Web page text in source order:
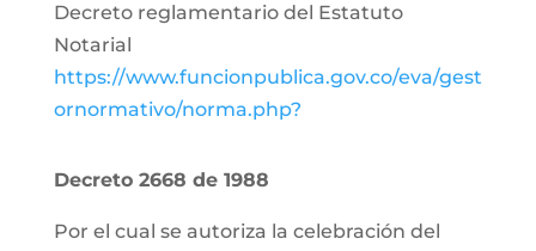
Decreto reglamentario del Estatuto
Notarial
https://www.funcionpublica.gov.co/eva/gest
ornormativo/norma.php?
Decreto 2668 de 1988
Por el cual se autoriza la celebración del